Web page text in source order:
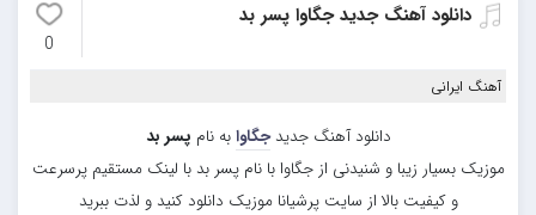
دانلود آهنگ جدید جگاوا پسر بد
0
آهنگ ایرانی
دانلود آهنگ جدیدجگاوابه نام پسر بد
موزیک بسیار زیبا و شنیدنی از جگاوا با نام پسر بد با لینک مستقیم پرسرعت
و کیفیت بالا از سایت پرشیانا موزیک دانلود کنید و لذت ببرید